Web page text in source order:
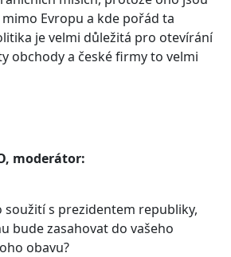
Evropu a kde pořád ta
je velmi důležitá pro otevírání
obchody a české firmy to velmi
moderátor:
soužití s prezidentem republiky,
bude zasahovat do vašeho
obavu?